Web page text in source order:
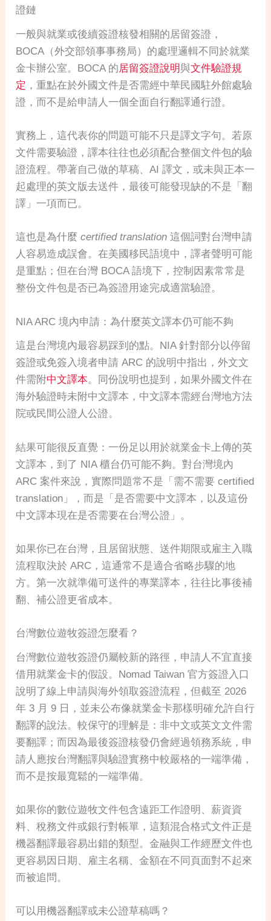
證鏈
一般與就業或後續簽證核發相關的居留簽證，
BOCA（外交部領事事務局）的處理邏輯不同於就業
金卡辦公室。BOCA 的居留簽證說明與文件驗證規
定 ，重點在於外國文件是否需經中華民國駐外館處驗
證，而不是給申請人一個全面自行翻譯通行證。
實務上，這代表你的問題可能不只是譯文字句。若原
文件需要驗證，譯本往往也必須配合整個文件包的驗
證流程。帶著自己做的草稿、AI 譯文，或未與正本一
起處理的英文版去送件，最後可能發現缺的不是「翻
譯」一項而已。
這也是為什麼certified translation 這個詞對台灣申請
人容易造成誤會。在美國移民語境中，譯者聲明可能
是重點；但在台灣 BOCA 語境下，控制因素常常是
整份文件包是否已為簽證用途完成適當驗證。
NIA ARC 境內申請：為什麼英文譯本仍可能不夠
這是台灣境內最容易踩到的點。NIA 針對部分以停留
簽證或免簽入境者申請 ARC 的說明中指出，外文文
件需附中文譯本。同份說明也提到，如果外國文件在
海外驗證時未附中文譯本，中文譯本需經台灣地方法
院或民間公證人公證。
結果可能很反直覺：一份足以用於就業金卡上傳的英
文譯本，到了 NIA 櫃台仍可能不夠。對台灣境內
ARC 案件來說，實際問題常不是「需不需要 certified
translation」，而是「是否需要中文譯本，以及這份
中文譯本現在是否需要在台灣公證」。
如果你已在台灣，且居留狀態、送件期限或雇主入職
流程取決於 ARC，這通常不是適合省略步驟的地
方。第一次就準備可送件的專業譯本，往往比事後補
翻、補公證更省成本。
台灣數位遊牧簽證怎麼看？
台灣數位遊牧簽證仍屬較新的路徑，申請人不宜直接
借用就業金卡的假設。Nomad Taiwan 官方簽證入口
說明了線上申請與海外領取簽證流程，但截至 2026
年 3 月 9 日，並未公布像就業金卡那樣明確允許自行
翻譯的說法。較保守的理解是：非中文或英文文件需
要翻譯；而因為最後簽證核發仍會經過領務系統，申
請人應按台灣翻譯與驗證實務中較嚴格的一端準備，
而不是按最寬鬆的一端準備。
如果你的數位遊牧文件包含遠距工作證明、薪資資
料、稅務文件或銀行對帳單，這類混合格式文件正是
機器翻譯最容易出錯的類型。金融與工作經歷文件也
更容易因日期、雇主名稱、金額在不同頁面對不起來
而被追問。
可以用機器翻譯或未公證草稿嗎？